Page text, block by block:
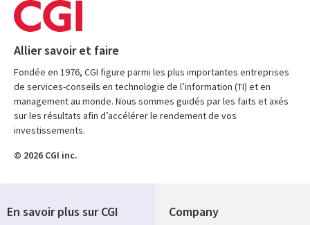
Allier savoir et faire
Fondée en 1976, CGI figure parmi les plus importantes entreprises
de services-conseils en technologie de l’information (TI) et en
management au monde. Nous sommes guidés par les faits et axés
sur les résultats afin d’accélérer le rendement de vos
investissements.
© 2026 CGI inc.
Company
En savoir plus sur CGI